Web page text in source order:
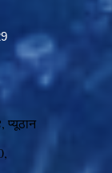
४, प्यूठान